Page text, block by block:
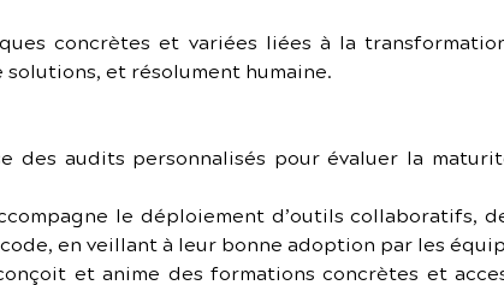
concrètes et variées liées à la
et résolument humaine.
des audits personnalisés pour évaluer la
le déploiement d’outils collaboratifs,
en veillant à leur bonne adoption par les
et anime des formations concrètes et